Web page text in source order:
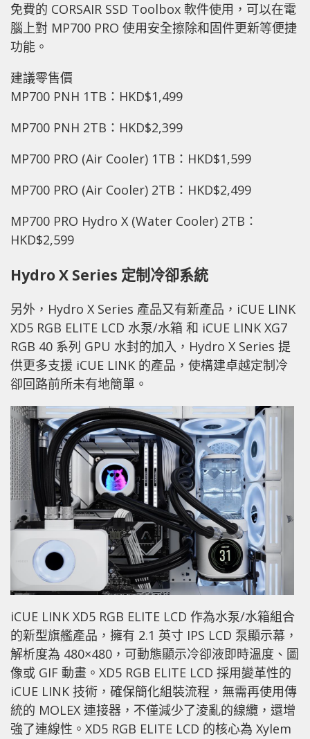
免費的 CORSAIR SSD Toolbox 軟件使用，可以在電
腦上對 MP700 PRO 使用安全擦除和固件更新等便捷
功能。
建議零售價
MP700 PNH 1TB：HKD$1,499
MP700 PNH 2TB：HKD$2,399
MP700 PRO (Air Cooler) 1TB：HKD$1,599
MP700 PRO (Air Cooler) 2TB：HKD$2,499
MP700 PRO Hydro X (Water Cooler) 2TB：
HKD$2,599
Hydro X Series 定制冷卻系統
另外，Hydro X Series 產品又有新產品，iCUE LINK
XD5 RGB ELITE LCD 水泵/水箱 和 iCUE LINK XG7
RGB 40 系列 GPU 水封的加入，Hydro X Series 提
供更多支援 iCUE LINK 的產品，使構建卓越定制冷
卻回路前所未有地簡單。
iCUE LINK XD5 RGB ELITE LCD 作為水泵/水箱組合
的新型旗艦產品，擁有 2.1 英寸 IPS LCD 泵顯示幕，
解析度為 480×480，可動態顯示冷卻液即時溫度、圖
像或 GIF 動畫。XD5 RGB ELITE LCD 採用變革性的
iCUE LINK 技術，確保簡化組裝流程，無需再使用傳
統的 MOLEX 連接器，不僅減少了淩亂的線纜，還增
強了連線性。XD5 RGB ELITE LCD 的核心為 Xylem